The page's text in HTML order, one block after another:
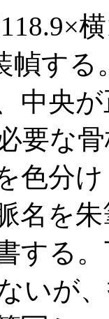
幀す
中央
要な
色分
名を
する
いが